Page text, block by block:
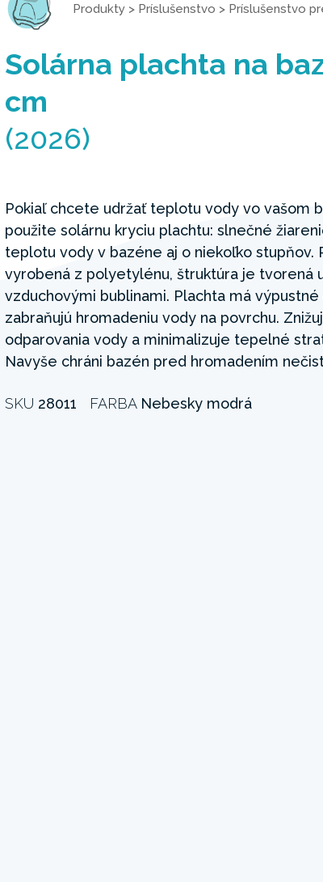
Produkty > Príslušenstvo > Príslušenstvo
Solárna plachta na
cm
(2026)
Pokiaľ chcete udržať teplotu vody vo vašom
použite solárnu kryciu plachtu: slnečné
teplotu vody v bazéne aj o niekoľko stupňov.
vyrobená z polyetylénu, štruktúra je tvorená
vzduchovými bublinami. Plachta má
zabraňujú hromadeniu vody na povrchu.
odparovania vody a minimalizuje tepelné
Navyše chráni bazén pred hromadením
SKU 28011 FARBA Nebesky modrá